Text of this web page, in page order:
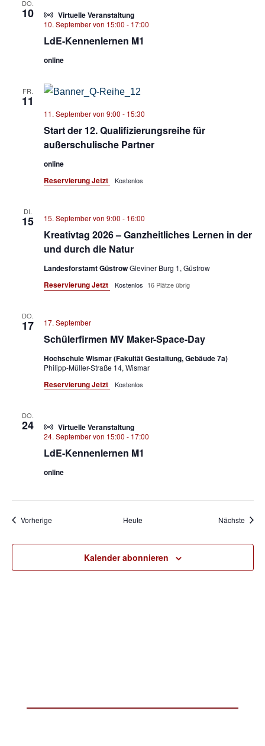
DO.
10
LdE-Kennenlernen M1
10. September von 15:00 - 17:00
online
Virtuelle Veranstaltung
FR.
11
Start der 12. Qualifizierungsreihe für
außerschulische Partner
11. September von 9:00 - 15:30
online
Reservierung Jetzt
Kostenlos
DI.
15
Kreativtag 2026 – Ganzheitliches Lernen in der
und durch die Natur
15. September von 9:00 - 16:00
Landesforstamt GüstrowGleviner Burg 1, Güstrow
Reservierung Jetzt Kostenlos 16 Plätze übrig
DO.
17
Schülerfirmen MV Maker-Space-Day
17. September
Hochschule Wismar (Fakultät Gestaltung, Gebäude 7a)
Philipp-Müller-Straße 14, Wismar
Reservierung Jetzt Kostenlos
DO.
24
LdE-Kennenlernen M1
24. September von 15:00 - 17:00
online
Virtuelle Veranstaltung
VorherigeVeranstaltungen Heute Nächste
Kalender abonnieren